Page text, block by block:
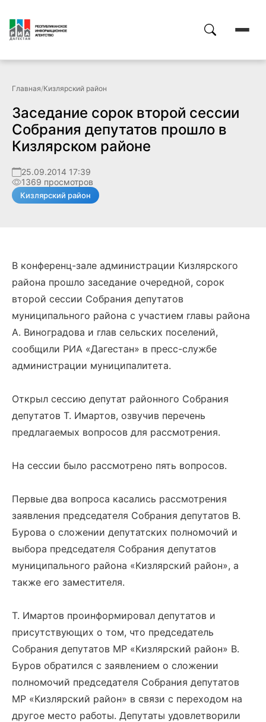
Главная/Кизлярский район
Заседание сорок второй сессии
Собрания депутатов прошло в
Кизлярском районе
25.09.2014 17:39
1369 просмотров
Кизлярский район
В конференц-зале администрации Кизлярского
района прошло заседание очередной, сорок
второй сессии Собрания депутатов
муниципального района с участием главы района
А. Виноградова и глав сельских поселений,
сообщили РИА «Дагестан» в пресс-службе
администрации муниципалитета.
Открыл сессию депутат районного Собрания
депутатов Т. Имартов, озвучив перечень
предлагаемых вопросов для рассмотрения.
На сессии было рассмотрено пять вопросов.
Первые два вопроса касались рассмотрения
заявления председателя Собрания депутатов В.
Бурова о сложении депутатских полномочий и
выбора председателя Собрания депутатов
муниципального района «Кизлярский район», а
также его заместителя.
Т. Имартов проинформировал депутатов и
присутствующих о том, что председатель
Собрания депутатов МР «Кизлярский район» В.
Буров обратился с заявлением о сложении
полномочий председателя Собрания депутатов
МР «Кизлярский район» в связи с переходом на
другое место работы. Депутаты удовлетворили